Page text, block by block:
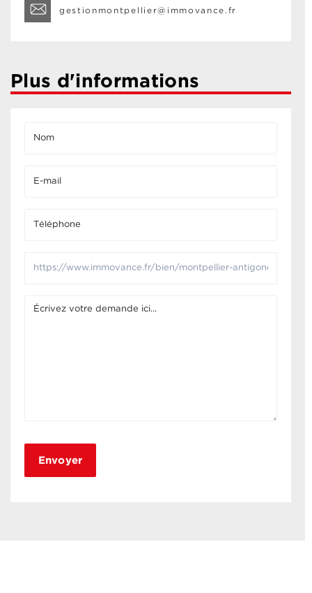
gestionmontpellier@immovance.fr
Plus d'informations